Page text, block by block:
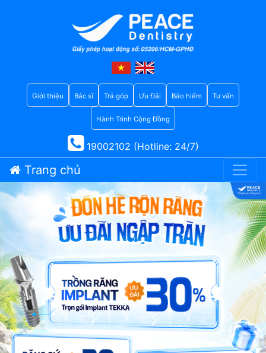
Giới thiệu Bác sĩ Trả góp Ưu Đãi Bảo hiểm Tư vấn
Hành Trình Cộng Đồng
19002102 (Hotline: 24/7)
Trang chủ